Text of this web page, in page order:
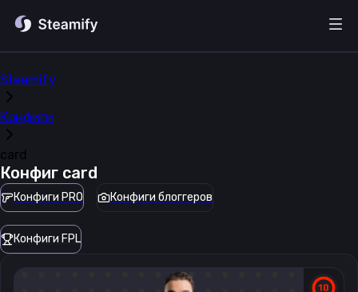
Steamify
Конфиги
card
Конфиг card
Конфиги PRO Конфиги блоггеров
Конфиги FPL